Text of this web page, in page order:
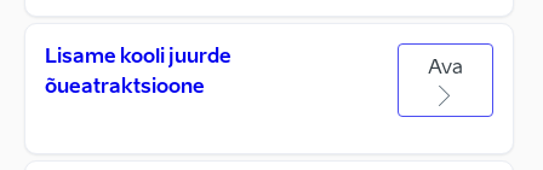
Lisame kooli juurde
õueatraktsioone
Ava